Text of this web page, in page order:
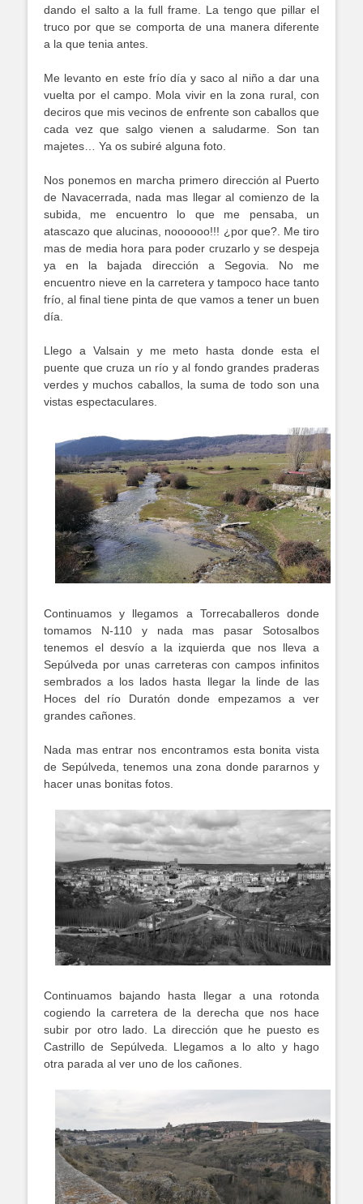
dando el salto a la full frame. La tengo que pillar el
truco por que se comporta de una manera diferente
a la que tenia antes.
Me levanto en este frío día y saco al niño a dar una
vuelta por el campo. Mola vivir en la zona rural, con
deciros que mis vecinos de enfrente son caballos que
cada vez que salgo vienen a saludarme. Son tan
majetes… Ya os subiré alguna foto.
Nos ponemos en marcha primero dirección al Puerto
de Navacerrada, nada mas llegar al comienzo de la
subida, me encuentro lo que me pensaba, un
atascazo que alucinas, noooooo!!! ¿por que?. Me tiro
mas de media hora para poder cruzarlo y se despeja
ya en la bajada dirección a Segovia. No me
encuentro nieve en la carretera y tampoco hace tanto
frío, al final tiene pinta de que vamos a tener un buen
día.
Llego a Valsain y me meto hasta donde esta el
puente que cruza un río y al fondo grandes praderas
verdes y muchos caballos, la suma de todo son una
vistas espectaculares.
Continuamos y llegamos a Torrecaballeros donde
tomamos N-110 y nada mas pasar Sotosalbos
tenemos el desvío a la izquierda que nos lleva a
Sepúlveda por unas carreteras con campos infinitos
sembrados a los lados hasta llegar la linde de las
Hoces del río Duratón donde empezamos a ver
grandes cañones.
Nada mas entrar nos encontramos esta bonita vista
de Sepúlveda, tenemos una zona donde pararnos y
hacer unas bonitas fotos.
Continuamos bajando hasta llegar a una rotonda
cogiendo la carretera de la derecha que nos hace
subir por otro lado. La dirección que he puesto es
Castrillo de Sepúlveda. Llegamos a lo alto y hago
otra parada al ver uno de los cañones.